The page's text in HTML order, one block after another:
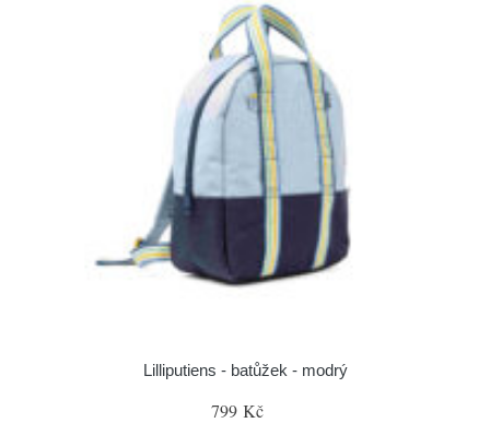
Lilliputiens - batůžek - modrý
799 Kč